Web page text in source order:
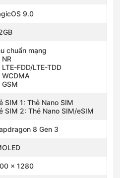
9.0
chuẩn mạng
NR
LTE-FDD/LTE-TDD
WCDMA
GSM
SIM 1: Thẻ Nano SIM
SIM 2: Thẻ Nano SIM/eSIM
8 Gen 3
x 1280